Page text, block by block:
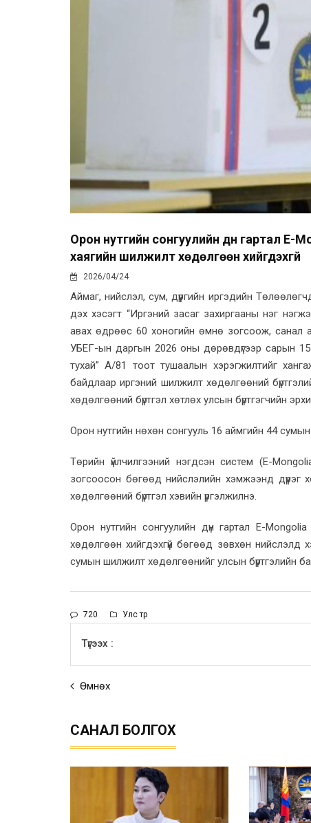
Орон нутгийн сонгуулийн дүн гартал
хаягийн шилжилт хөдөлгөөн хийгдэхгүй
2026/04/24
Аймаг, нийслэл, сум, дүүргийн иргэдийн
дэх хэсэгт “Иргэний засаг захиргааны нэг
авах өдрөөс 60 хоногийн өмнө зогсоож, санал
УБЕГ-ын даргын 2026 оны дөрөвдүгээр сарын
тухай” А/81 тоот тушаалын хэрэгжилтийг
байдлаар иргэний шилжилт хөдөлгөөний
хөдөлгөөний бүртгэл хөтлөх улсын бүртгэгчийн
Орон нутгийн нөхөн сонгууль 16 аймгийн 44
Төрийн үйлчилгээний нэгдсэн систем (E-
зогсоосон бөгөөд нийслэлийн хэмжээнд
хөдөлгөөний бүртгэл хэвийн үргэлжилнэ.
Орон нутгийн сонгуулийн дүн гартал E-
хөдөлгөөн хийгдэхгүй бөгөөд зөвхөн нийслэлд
сумын шилжилт хөдөлгөөнийг улсын бүртгэлийн
720 Улс төр
Түгээх :
Өмнөх
САНАЛ БОЛГОХ